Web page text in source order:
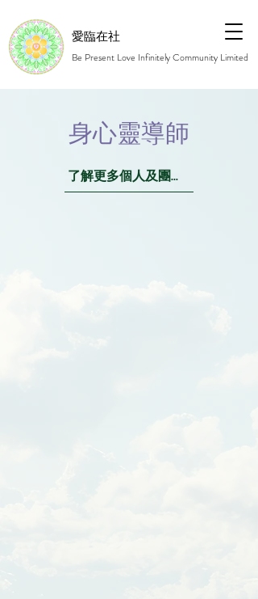
愛臨在社
Be Present Love Infinitely Community Limited
身心靈導師
了解更多個人及團體服務